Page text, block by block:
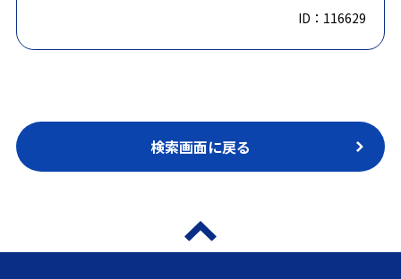
ID：116629
検索画面に戻る